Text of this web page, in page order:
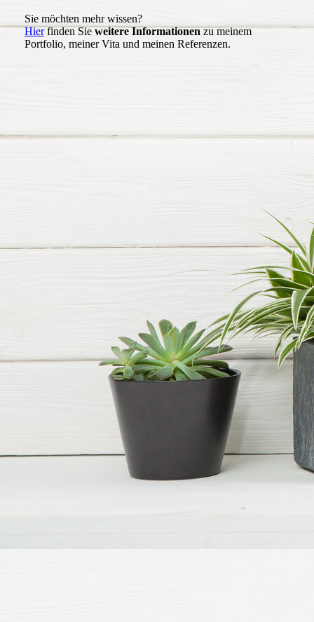
Sie möchten mehr wissen?
Hierfinden Sieweitere Informationenzu meinem
Portfolio, meiner Vita und meinen Referenzen.